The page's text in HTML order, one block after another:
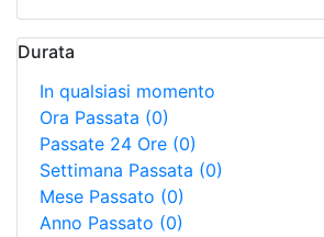
Durata
In qualsiasi momento
Ora Passata (0)
Passate 24 Ore (0)
Settimana Passata (0)
Mese Passato (0)
Anno Passato (0)